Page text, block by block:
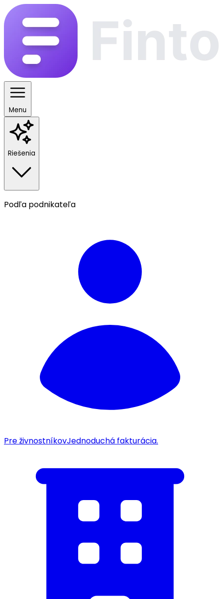
Menu
Riešenia
Podľa podnikateľa
Pre živnostníkovJednoduchá fakturácia.